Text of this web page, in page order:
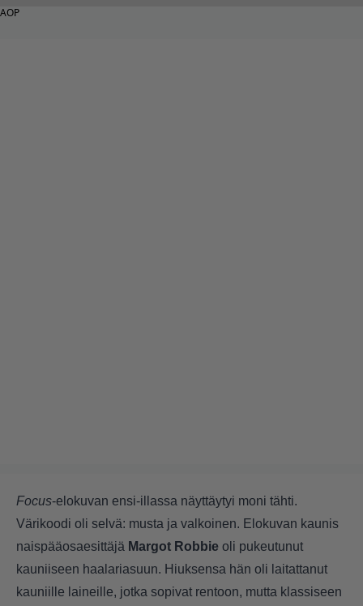
AOP
Focus-elokuvan ensi-illassa näyttäytyi moni tähti.
Värikoodi oli selvä: musta ja valkoinen. Elokuvan kaunis
naispääosaesittäjä Margot Robbie oli pukeutunut
kauniiseen haalariasuun. Hiuksensa hän oli laitattanut
kauniille laineille, jotka sopivat rentoon, mutta klassiseen